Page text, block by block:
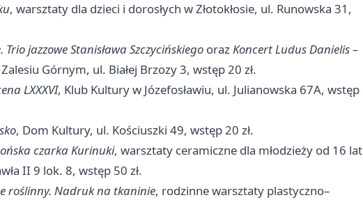
, warsztaty dla dzieci i dorosłych w Złotokłosie, ul. Runowska 31,
Trio jazzowe Stanisława Szczycińskiego orazKoncert Ludus Danielis –
Górnym, ul. Białej Brzozy 3, wstęp 20 zł.
LXXXVI, Klub Kultury w Józefosławiu, ul. Julianowska 67A, wstęp
, Dom Kultury, ul. Kościuszki 49, wstęp 20 zł.
czarka Kurinuki, warsztaty ceramiczne dla młodzieży od 16 lat
II 9 lok. 8, wstęp 50 zł.
roślinny. Nadruk na tkaninie, rodzinne warsztaty plastyczno–